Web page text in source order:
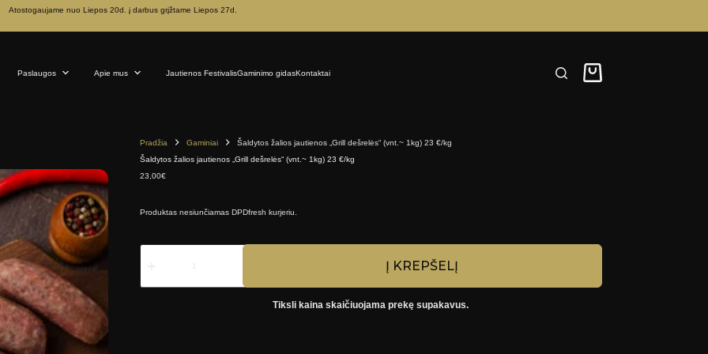
Atostogaujame nuo Liepos 20d. į darbus grįžtame Liepos 27d.
Paslaugos Apie mus Jautienos FestivalisGaminimo gidasKontaktai
Pirkinių
krepšelis
Pradžia Gaminiai
Šaldytos žalios jautienos „Grill dešrelės“ (vnt.~ 1kg) 23 €/kg
Šaldytos žalios jautienos „Grill dešrelės“ (vnt.~ 1kg) 23 €/kg
23,00€
Produktas nesiunčiamas DPDfresh kurjeriu.
produkto
žalios
Į KREPŠELĮ
Tiksli kaina skaičiuojama prekę supakavus.